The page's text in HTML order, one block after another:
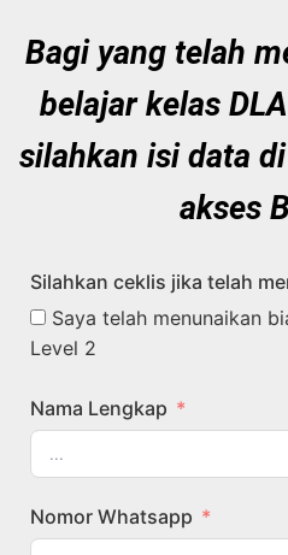
Bagi yang telah
belajar kelas
silahkan isi data
akses
Silahkan ceklis jika telah
Saya telah menunaikan
Level 2
Nama Lengkap
Nomor Whatsapp